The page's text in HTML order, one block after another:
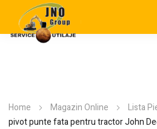
Home Magazin Online Lista
pivot punte fata pentru tractor John